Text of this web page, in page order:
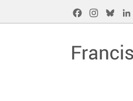
to
Facebook